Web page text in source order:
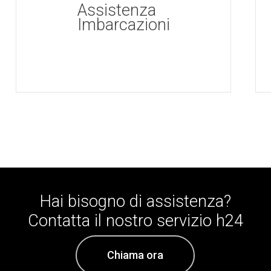
Assistenza
Imbarcazioni
Hai bisogno di assistenza?
Contatta il nostro servizio h24
Chiama ora